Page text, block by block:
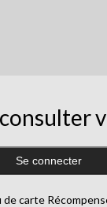
Se connecter
de carte